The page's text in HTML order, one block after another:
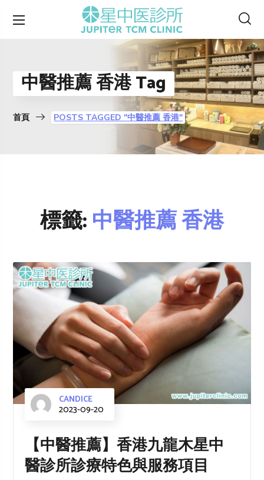
中醫推薦 香港 Tag
首頁 POSTS TAGGED "中醫推薦 香港"
標籤:中醫推薦 香港
CANDICE
2023-09-20
【中醫推薦】香港九龍木星中
醫診所診療特色與服務項目